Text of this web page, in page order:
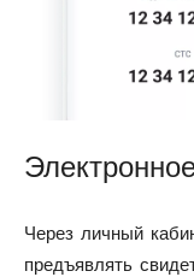
Через личный
предъявлять